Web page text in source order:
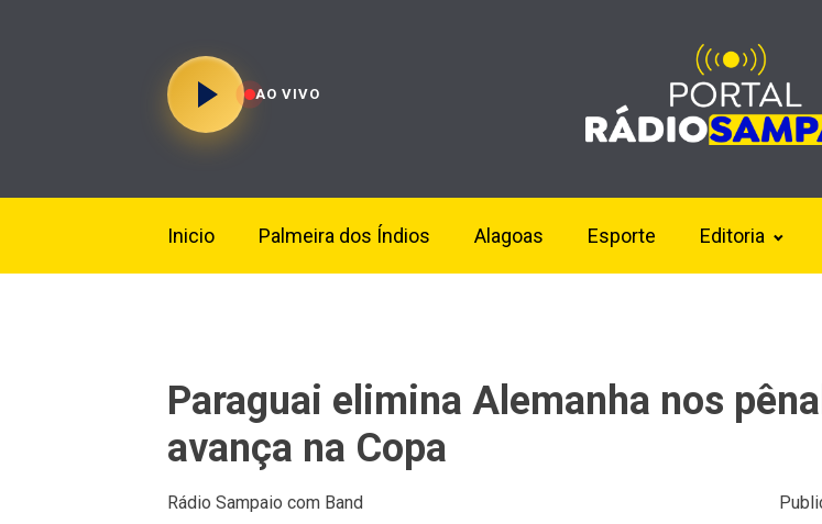
AO VIVO
Inicio Palmeira dos Índios Alagoas Esporte Editoria
Paraguai elimina Alemanha nos
avança na Copa
Rádio Sampaio com Band